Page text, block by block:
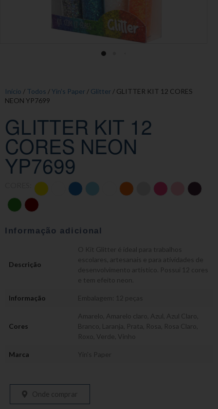
Início / Todos /Yin's Paper / Glitter / GLITTER KIT 12 CORES
NEON YP7699
GLITTER KIT 12
CORES NEON
YP7699
Informação adicional
Descrição
O Kit Glitter é ideal para trabalhos
escolares, artesanais e para atividades de
desenvolvimento artístico. Possui 12 cores
e tem efeito neon.
Informação Embalagem: 12 peças
Cores
Amarelo Amarelo claro Azul Azul Claro
Branco Laranja Prata Rosa Rosa Claro
Roxo Verde Vinho
Marca Yin's Paper
Onde comprar